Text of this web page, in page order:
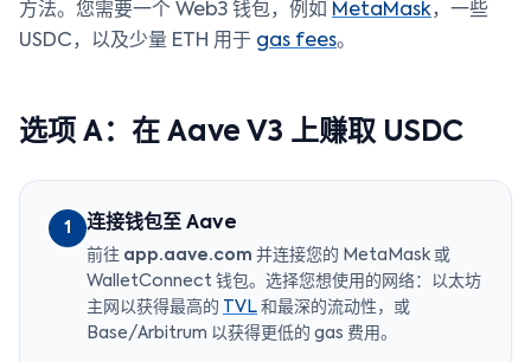
方法。您需要一个 Web3 钱包，例如 MetaMask，一些
USDC，以及少量 ETH 用于 gas fees。
选项 A：在 Aave V3 上赚取 USDC
1 连接钱包至 Aave
前往 app.aave.com 并连接您的 MetaMask 或
WalletConnect 钱包。选择您想使用的网络：以太坊
主网以获得最高的
TVL 和最深的流动性，或
Base/Arbitrum 以获得更低的 gas 费用。